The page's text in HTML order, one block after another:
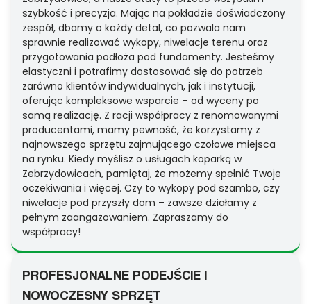
szybkość i precyzja. Mając na pokładzie doświadczony
zespół, dbamy o każdy detal, co pozwala nam
sprawnie realizować wykopy, niwelacje terenu oraz
przygotowania podłoża pod fundamenty. Jesteśmy
elastyczni i potrafimy dostosować się do potrzeb
zarówno klientów indywidualnych, jak i instytucji,
oferując kompleksowe wsparcie – od wyceny po
samą realizację. Z racji współpracy z renomowanymi
producentami, mamy pewność, że korzystamy z
najnowszego sprzętu zajmującego czołowe miejsca
na rynku. Kiedy myślisz o usługach koparką w
Zebrzydowicach, pamiętaj, że możemy spełnić Twoje
oczekiwania i więcej. Czy to wykopy pod szambo, czy
niwelacje pod przyszły dom – zawsze działamy z
pełnym zaangażowaniem. Zapraszamy do
współpracy!
PROFESJONALNE PODEJŚCIE I
NOWOCZESNY SPRZĘT